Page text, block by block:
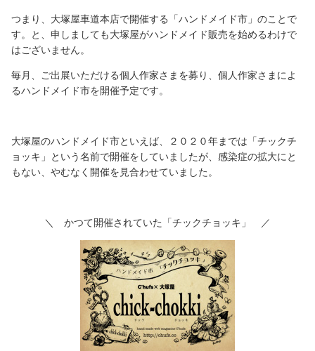
つまり、大塚屋車道本店で開催する「ハンドメイド市」のことで
す。と、申しましても大塚屋がハンドメイド販売を始めるわけで
はございません。
毎月、ご出展いただける個人作家さまを募り、個人作家さまによ
るハンドメイド市を開催予定です。
大塚屋のハンドメイド市といえば、２０２０年までは「チックチ
ョッキ」という名前で開催をしていましたが、感染症の拡大にと
もない、やむなく開催を見合わせていました。
＼ かつて開催されていた「チックチョッキ」 ／